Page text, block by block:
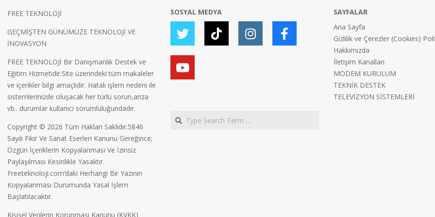
FREE TEKNOLOJİ
GEÇMİŞTEN GÜNÜMÜZE TEKNOLOJİ VE
İNOVASYON
FREE TEKNOLOJİ Bir Danışmanlık Destek ve
Eğitim Hizmetidir.Site üzerindeki tüm makaleler
ve içerikler bilgi amaçlıdır. Hatalı işlem nedeni ile
sistemlerinizde oluşacak her türlü sorun,arıza
vb.. durumlar kullanıcı sorumluluğundadır.
Copyright © 2026 Tüm Hakları Saklıdır.5846
Sayılı Fikir Ve Sanat Eserleri Kanunu Gereğince;
Özgün İçeriklerin Kopyalanması Ve İzinsiz
Paylaşılması Kesinlikle Yasaktır.
Freeteknoloji.com’daki Herhangi Bir Yazının
Kopyalanması Durumunda Yasal İşlem
Başlatılacaktır.
Kişisel Verilerin Korunması Kanunu (KVKK)
SOSYAL MEDYA
Search
SAYFALAR
Ana Sayfa
Gizlilik ve Çerezler (Cookies)
Hakkımızda
İletişim Kanalları
MODEM KURULUM
TEKNİK DESTEK
TELEVİZYON SİSTEMLERİ